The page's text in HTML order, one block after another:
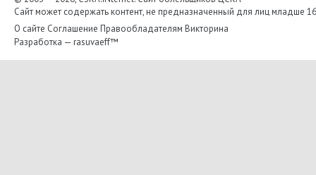
Сайт может содержать контент, не предназначенный для лиц младше
О сайте Соглашение Правообладателям Викторина
Разработка — rasuvaeff™